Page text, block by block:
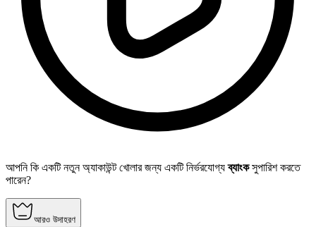
আপনি কি একটি নতুন অ্যাকাউন্ট খোলার জন্য একটি নির্ভরযোগ্যব্যাংকসুপারিশ করতে
পারেন?
আরও উদাহরণ